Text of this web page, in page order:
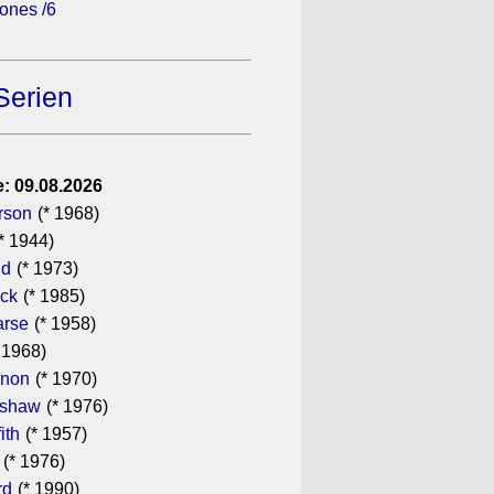
/6
09.08.2026
(* 1968)
1944)
(* 1973)
(* 1985)
(* 1958)
(* 1970)
(* 1976)
(* 1957)
(* 1976)
(* 1990)